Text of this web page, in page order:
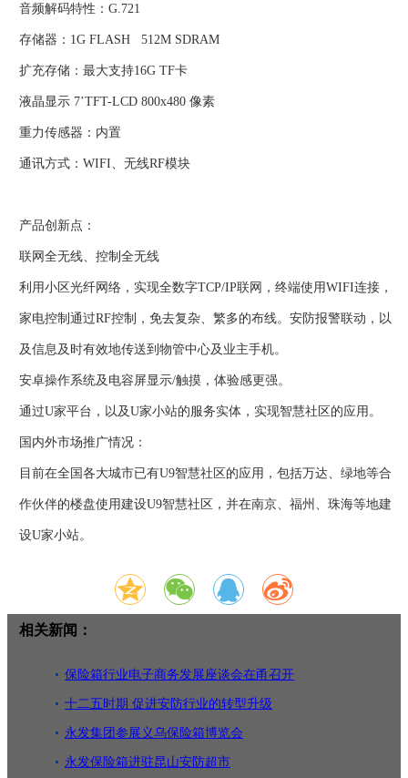
音频解码特性：G.721
存储器：1G FLASH 512M SDRAM
扩充存储：最大支持16G TF卡
液晶显示 7’TFT-LCD 800x480 像素
重力传感器：内置
通讯方式：WIFI、无线RF模块
产品创新点：
联网全无线、控制全无线
利用小区光纤网络，实现全数字TCP/IP联网，终端使用WIFI连接，
家电控制通过RF控制，免去复杂、繁多的布线。安防报警联动，以
及信息及时有效地传送到物管中心及业主手机。
安卓操作系统及电容屏显示/触摸，体验感更强。
通过U家平台，以及U家小站的服务实体，实现智慧社区的应用。
国内外市场推广情况：
目前在全国各大城市已有U9智慧社区的应用，包括万达、绿地等合
作伙伴的楼盘使用建设U9智慧社区，并在南京、福州、珠海等地建
设U家小站。
相关新闻：
保险箱行业电子商务发展座谈会在甬召开
十二五时期 促进安防行业的转型升级
永发集团参展义乌保险箱博览会
永发保险箱进驻昆山安防超市